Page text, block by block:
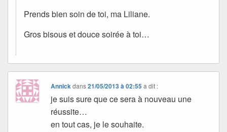
Prends bien soin de toi, ma Liliane.
Gros bisous et douce soirée à toi…
Annick dans21/05/2013 à 02:55 a dit :
je suis sure que ce sera à nouveau une
réussite…
en tout cas, je le souhaite.